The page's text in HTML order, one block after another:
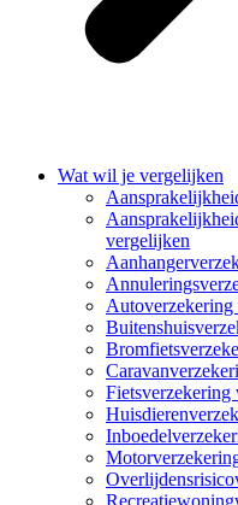
Wat wil je vergelijken
vergelijken
Autoverzekering
Fietsverzekering